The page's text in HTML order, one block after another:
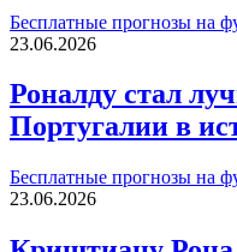
Бесплатные прогнозы на
23.06.2026
Роналду стал
Португалии в
Бесплатные прогнозы на
23.06.2026